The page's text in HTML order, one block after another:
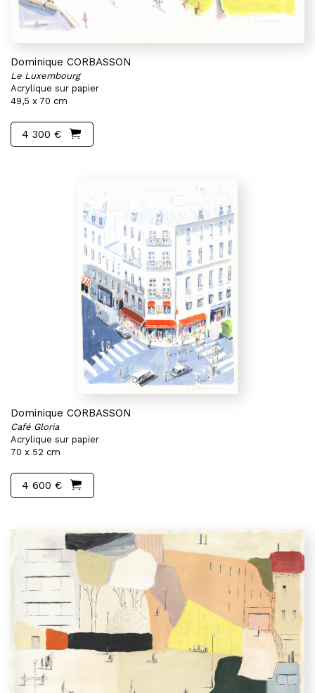
Dominique CORBASSON
Le Luxembourg
Acrylique sur papier
49,5 x 70 cm
4 300 €
Dominique CORBASSON
Café Gloria
Acrylique sur papier
70 x 52 cm
4 600 €